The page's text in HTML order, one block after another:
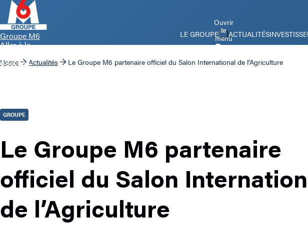
Groupe M6
Aller à la
d’accueil
LE GROUPE
Ouvrir
le
menuACTUALITÉS
Home Actualités Le Groupe M6 partenaire officiel du Salon International de l’Agriculture
GROUPE
Le Groupe M6 partenaire
officiel du Salon
de l’Agriculture